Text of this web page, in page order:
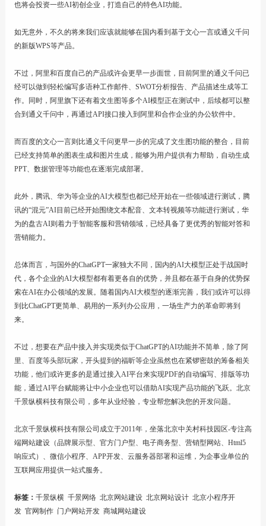
也将会投资一些AI初创企业，打造自己的特色AI功能。
如无意外，不久的将来我们应该就能够在国内看到基于文心一言或通义千问
的新版WPS等产品。
不过，阿里和百度自己的产品或许会更早一步面世，目前阿里的通义千问已
经可以做到轻松编写多语种工作邮件、SWOT分析报告、产品描述生成等工
作。同时，阿里旗下还有着文生图等多个AI模型正在测试中，后续都可以整
合到通义千问中，再通过API接口接入到阿里和合作企业的办公软件中。
而百度的文心一言则比通义千问更早一步的完成了文生图功能的整合，目前
已经支持简单的图表生成和图片生成，能够为用户提供有力帮助，自动生成
PPT、数据管理等功能也在逐渐完成部署。
此外，腾讯、华为等企业的AI大模型也都已经开始在一些领域进行测试，腾
讯的“混元”AI目前已经开始围绕文本配音、文本转视频等功能进行测试，华
为的盘古AI则着力于智能客服和营销领域，已经具备了更优秀的智能对答和
营销能力。
总体而言，与国外的ChatGPT一家独大不同，国内的AI大模型正处于战国时
代，各个企业的AI大模型都有着更各自的优势，并且都在基于自身的优势探
索在AI在办公领域的发展。随着国内AI大模型的逐渐完善，我们或许可以得
到比ChatGPT更简单、易用的一系列办公应用，一场生产力的革命即将到
来。
不过，想要在产品中接入并实现类似于ChatGPT的AI功能并不简单，除了阿
里、百度等头部玩家，开头提到的福昕等企业虽然也在紧锣密鼓的筹备相关
功能，他们或许更多的是通过接入AI平台来实现PDF的自动编写、排版等功
能，通过AI平台赋能将让中小企业也可以借助AI实现产品功能的飞跃。 北京
千景纵横科技有限公司 ，多年从业经验，专业帮您解决您的开发问题。
北京千景纵横科技有限公司 成立于2011年，坐落北京中关村科技园区-专注高
端网站建设（品牌展示型、官方门户型、电子商务型、 营销型网站、 Html5
响应式）、 微信小程序、 APP开发、云服务器部署和运维，为企事业单位的
互联网应用提供一站式服务。
标签： 千景纵横 千景网络 北京网站建设 北京网站设计 北京小程序开
发 官网制作 门户网站开发 商城网站建设